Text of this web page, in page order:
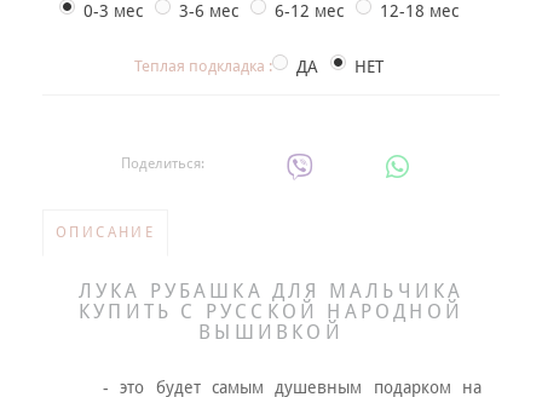
0-3 мес 3-6 мес 6-12 мес 12-18 мес
Теплая подкладка : ДА НЕТ
Поделиться:
ОПИСАНИЕ
ЛУКА РУБАШКА ДЛЯ МАЛЬЧИКА
КУПИТЬ С РУССКОЙ НАРОДНОЙ
ВЫШИВКОЙ
- это будет самым душевным подарком на